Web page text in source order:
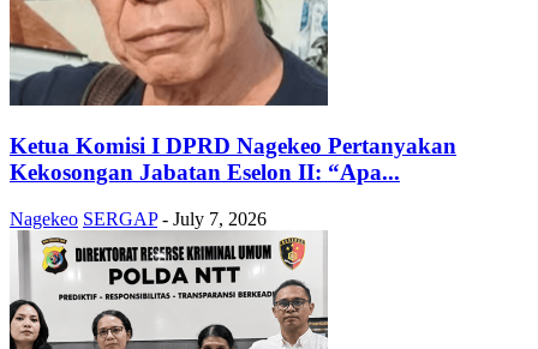
Ketua Komisi I DPRD Nagekeo Pertanyakan
Kekosongan Jabatan Eselon II: “Apa...
Nagekeo SERGAP - July 7, 2026